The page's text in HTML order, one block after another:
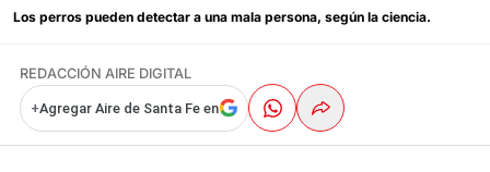
Los perros pueden detectar a una mala persona, según la ciencia.
REDACCIÓN AIRE DIGITAL
+Agregar Aire de Santa Fe en